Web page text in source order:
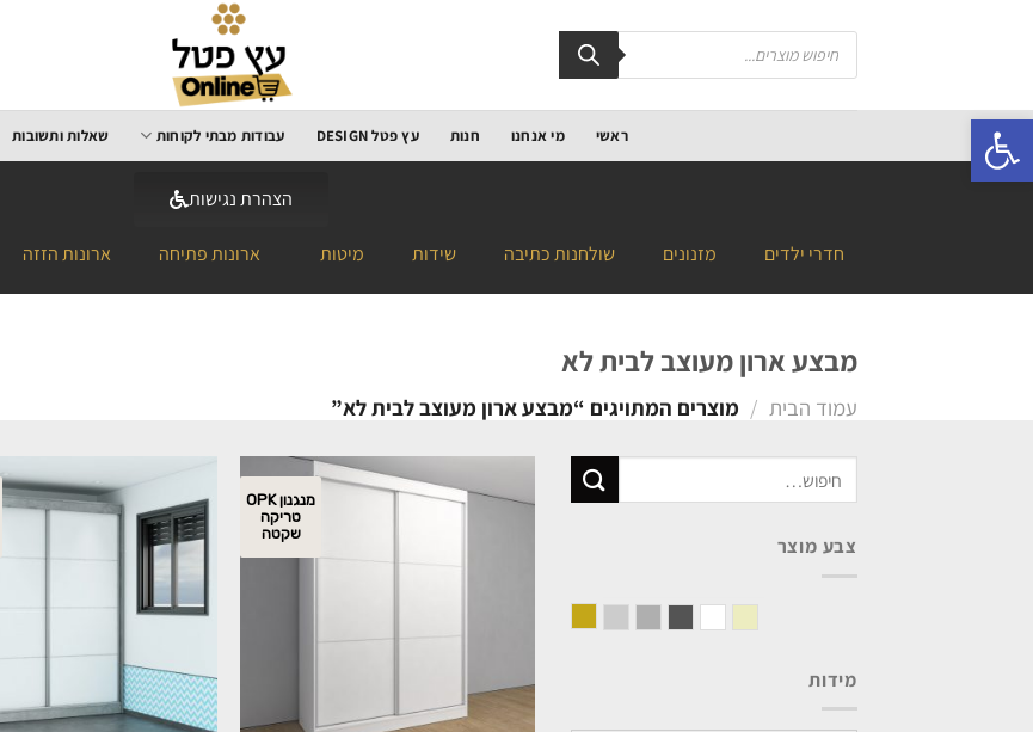
פתח סרגל נגישות ראשי מי אנחנו חנות עץ פטל DESIGN עבודות מבתי לקוחות שאלות ותשובות
הצהרת נגישות
חדרי ילדים מזנונים שולחנות כתיבה שידות מיטות ארונות פתיחה ארונות הזזה
מבצע ארון מעוצב לבית לא
עמוד הבית / מוצרים המתויגים “מבצע ארון מעוצב לבית לא”
צבע מוצר
מידות
מנגנון OPK
טריקה
שקטה